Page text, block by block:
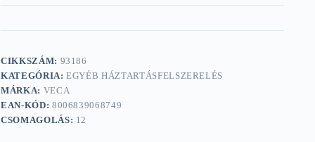
CIKKSZÁM: 93186
KATEGÓRIA:EGYÉB HÁZTARTÁSFELSZERELÉS
MÁRKA: VECA
EAN-KÓD: 8006839068749
CSOMAGOLÁS: 12